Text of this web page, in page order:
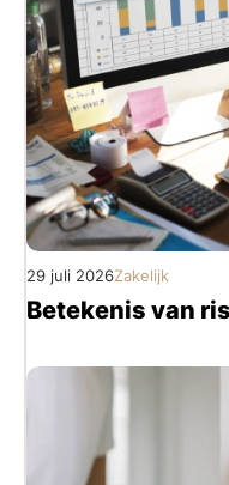
29 juli 2026Zakelijk
Betekenis van